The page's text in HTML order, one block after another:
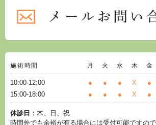
施術時間 月 火 水 木 金
10:00-12:00 ● ● ● X ●
15:00-18:00
● ● ● X ●
休診日 ：木、日、祝
時間外でも余裕が有る場合には受付可能ですの